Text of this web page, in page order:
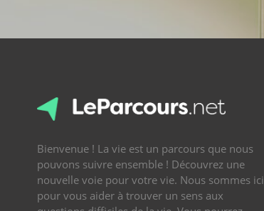
Bienvenue ! La vie est un parcours que nous
pouvons suivre ensemble ! Découvrez une
nouvelle voie pour votre vie. Nous sommes ici
pour vous aider à trouver un sens aux